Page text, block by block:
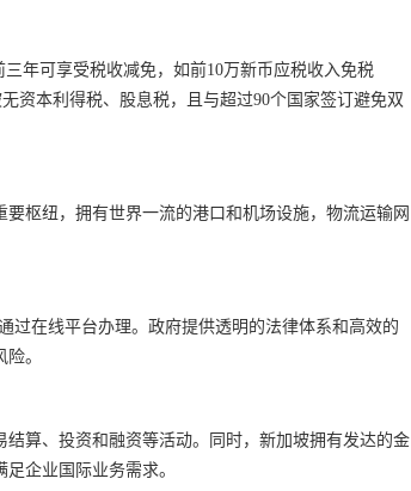
年可享受税收减免，如前10万新币应税收入免税
资本利得税、股息税，且与超过90个国家签订避免双
枢纽，拥有世界一流的港口和机场设施，物流运输网
过在线平台办理。政府提供透明的法律体系和高效的
。
算、投资和融资等活动。同时，新加坡拥有发达的金
企业国际业务需求。